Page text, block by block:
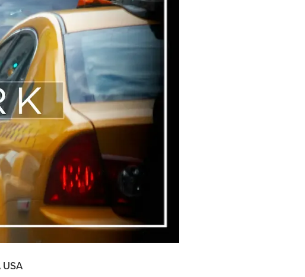
Assicurazioni, Permessi
USA